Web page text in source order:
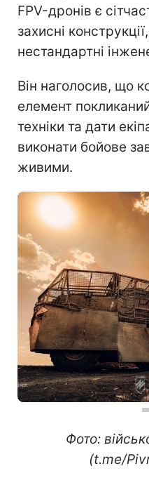
FPV-дронів є
захисні
нестандартні
Він наголосив, що
елемент
техніки та дати
виконати бойове
живими.
Фото:
(t.me/